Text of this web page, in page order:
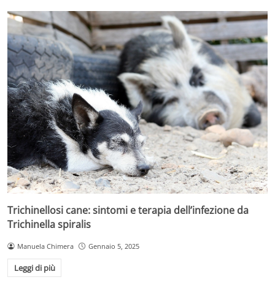
Trichinellosi cane: sintomi e terapia dell’infezione da
Trichinella spiralis
Manuela Chimera Gennaio 5, 2025
Leggi di più